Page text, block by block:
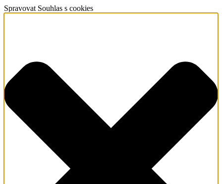
Spravovat Souhlas s cookies